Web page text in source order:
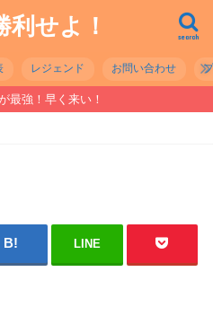
利せよ！ search
レジェンド お問い合わせ
最強！早く来い！
LINE